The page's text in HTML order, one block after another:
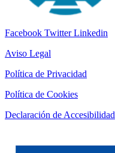
Facebook Twitter Linkedin
Aviso Legal
Política de Privacidad
Política de Cookies
Declaración de Accesibilidad